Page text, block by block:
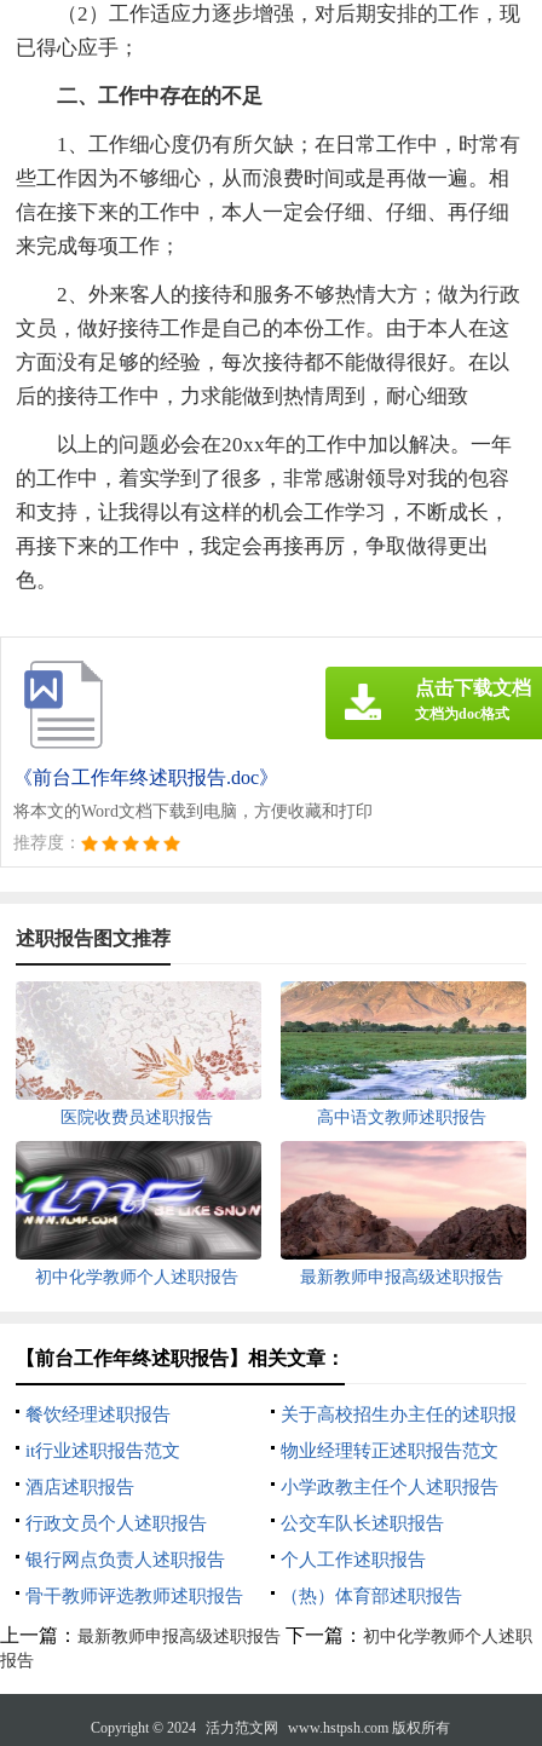
（2）工作适应力逐步增强，对后期安排的工作，现
已得心应手；
二、工作中存在的不足
1、工作细心度仍有所欠缺；在日常工作中，时常有
些工作因为不够细心，从而浪费时间或是再做一遍。相
信在接下来的工作中，本人一定会仔细、仔细、再仔细
来完成每项工作；
2、外来客人的接待和服务不够热情大方；做为行政
文员，做好接待工作是自己的本份工作。由于本人在这
方面没有足够的经验，每次接待都不能做得很好。在以
后的接待工作中，力求能做到热情周到，耐心细致
以上的问题必会在20xx年的工作中加以解决。一年
的工作中，着实学到了很多，非常感谢领导对我的包容
和支持，让我得以有这样的机会工作学习，不断成长，
再接下来的工作中，我定会再接再厉，争取做得更出
色。
《前台工作年终述职报告.doc》
将本文的Word文档下载到电脑，方便收藏和打印
推荐度：
点击下载文档
文档为doc格式
述职报告图文推荐
医院收费员述职报告 高中语文教师述职报告
初中化学教师个人述职报告 最新教师申报高级述职报告
【前台工作年终述职报告】相关文章：
餐饮经理述职报告
关于高校招生办主任的述职报
告范文
it行业述职报告范文
物业经理转正述职报告范文
酒店述职报告
小学政教主任个人述职报告
行政文员个人述职报告
公交车队长述职报告
银行网点负责人述职报告
个人工作述职报告
骨干教师评选教师述职报告
（热）体育部述职报告
上一篇： 最新教师申报高级述职报告 下一篇： 初中化学教师个人述职
报告
Copyright © 2024 活力范文网 www.hstpsh.com 版权所有